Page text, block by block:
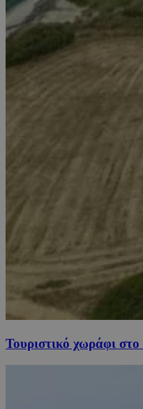
Τουριστικό χωράφι